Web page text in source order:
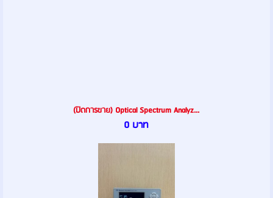
(ปิดการขาย) Optical Spectrum Analyz...
0 บาท